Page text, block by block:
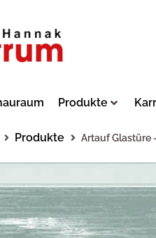
Produkte
Produkte Artauf Glastüre